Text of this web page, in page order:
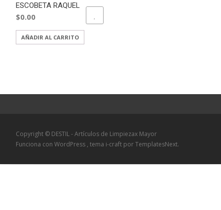
ESCOBETA RAQUEL
$0.00
AÑADIR AL CARRITO
ADD TO WISHLIST
Copyright © DESTIL - Artículos de Limpiezax Mayor
Funciona con WordPress , tema i-craft por TemplatesNext.